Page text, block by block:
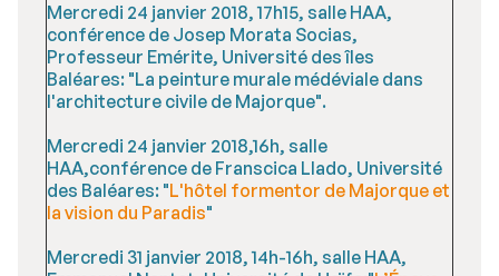
Mercredi 24 janvier 2018, 17h15, salle HAA,
conférence de Josep Morata Socias,
Professeur Emérite, Université des îles
Baléares: "La peinture murale médéviale dans
l'architecture civile de Majorque".
Mercredi 24 janvier 2018,16h, salle
HAA,conférence de Franscica Llado, Université
des Baléares: "L'hôtel formentor de Majorque et
la vision du Paradis"
Mercredi 31 janvier 2018, 14h-16h, salle HAA,